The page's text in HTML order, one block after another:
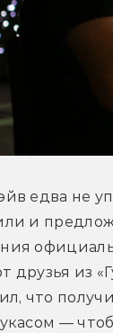
едва не
и
друзья из
что
—